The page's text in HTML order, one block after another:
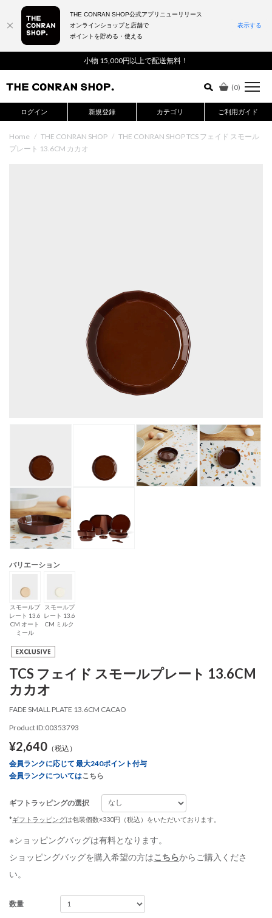
小物 15,000円以上で配送無料！
(0)
ログイン 新規登録 カテゴリ ご利用ガイド
詳細検索はこちら
Home / THE CONRAN SHOP / THE CONRAN SHOP TCS フェイド スモール
プレート 13.6CM カカオ
バリエーション
スモールプ
レート 13.6
CM オート
ミール
スモールプ
レート 13.6
CM ミルク
TCS フェイド スモールプレート 13.6CM
カカオ
FADE SMALL PLATE 13.6CM CACAO
Product ID:00353793
¥2,640 （税込）
会員ランクに応じて 最大240ポイント付与
会員ランクについてはこちら
ギフトラッピングの選択
*ギフトラッピングは包装個数×330円（税込）をいただいております。
※ショッピングバッグは有料となります。
ショッピングバッグを購入希望の方はこちらからご購入くださ
い。
数量
THE CONRAN SHOP公式アプリニューリリース
オンラインショップと店舗で
ポイントを貯める・使える
表示する